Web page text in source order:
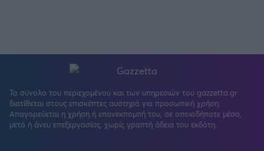
Το σύνολο του περιεχομένου και των υπηρεσιών του gazzetta.gr
διατίθεται στους επισκέπτες αυστηρά για προσωπική χρήση.
Απαγορεύεται η χρήση ή επανεκπομπή του, σε οποιοδήποτε μέσο,
μετά ή άνευ επεξεργασίας, χωρίς γραπτή άδεια του εκδότη.